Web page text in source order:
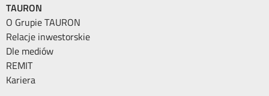
TAURON
O Grupie TAURON
Relacje inwestorskie
Dle mediów
REMIT
Kariera